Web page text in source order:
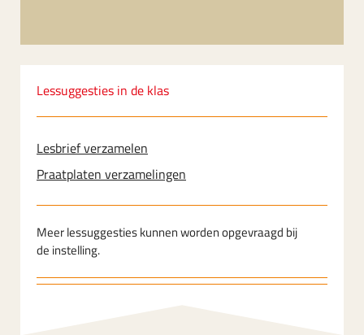
Lessuggesties in de klas
Lesbrief verzamelen
Praatplaten verzamelingen
Meer lessuggesties kunnen worden opgevraagd bij
de instelling.